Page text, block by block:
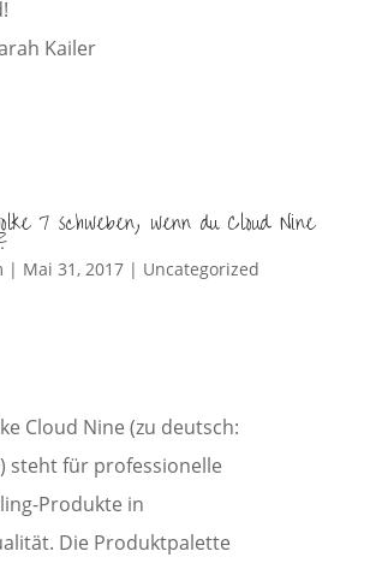
Kailer
7 schweben, wenn du Cloud Nine
| Mai 31, 2017| Uncategorized
Cloud Nine (zu deutsch:
steht für professionelle
Produkte in
Die Produktpalette